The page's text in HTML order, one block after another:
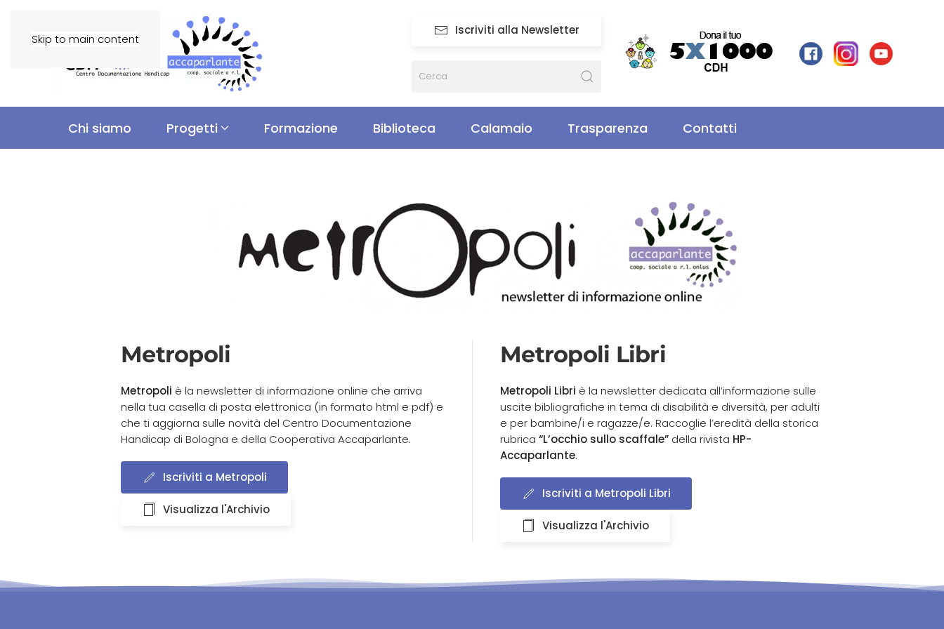
Skip to main content
Iscriviti alla Newsletter
Chi siamo Progetti Formazione Biblioteca Calamaio Trasparenza Contatti
Metropoli
Metropoli è la newsletter di informazione online che arriva
nella tua casella di posta elettronica (in formato html e pdf) e
che ti aggiorna sulle novità del Centro Documentazione
Handicap di Bologna e della Cooperativa Accaparlante.
Iscriviti a Metropoli
Visualizza l'Archivio
Metropoli Libri
Metropoli Libri è la newsletter dedicata all’informazione sulle
uscite bibliografiche in tema di disabilità e diversità, per adulti
e per bambine/i e ragazze/e. Raccoglie l’eredità della storica
rubrica “L’occhio sullo scaffale” della rivista HP-
Accaparlante.
Iscriviti a Metropoli Libri
Visualizza l'Archivio